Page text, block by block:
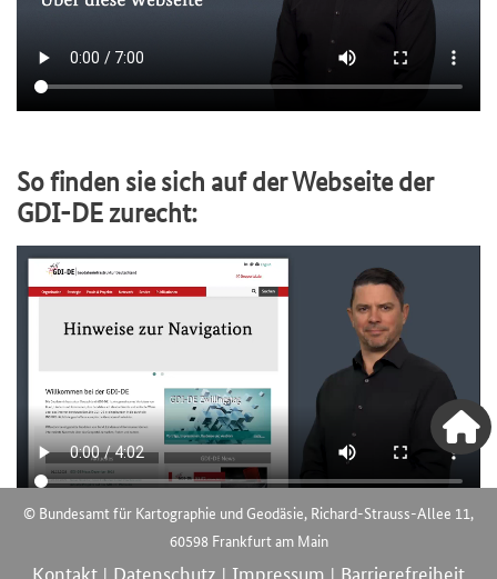
So finden sie sich auf der Webseite der
GDI-DE zurecht:
Video
file
© Bundesamt für Kartographie und Geodäsie, Richard-Strauss-Allee 11,
60598 Frankfurt am Main
Kontakt | Datenschutz | Impressum | Barrierefreiheit